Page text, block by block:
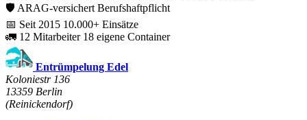
🛡️ ARAG-versichert Berufshaftpflicht
📅 Seit 2015 10.000+ Einsätze
🚛 12 Mitarbeiter 18 eigene Container
Entrümpelung Edel
Koloniestr 136
13359 Berlin
(Reinickendorf)